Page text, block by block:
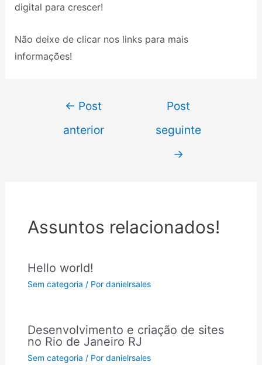
digital para crescer!
Não deixe de clicar nos links para mais
informações!
← Post
anterior
Post
seguinte
→
Assuntos relacionados!
Hello world!
Sem categoria / Pordanielrsales
Desenvolvimento e criação de sites
no Rio de Janeiro RJ
Sem categoria / Pordanielrsales